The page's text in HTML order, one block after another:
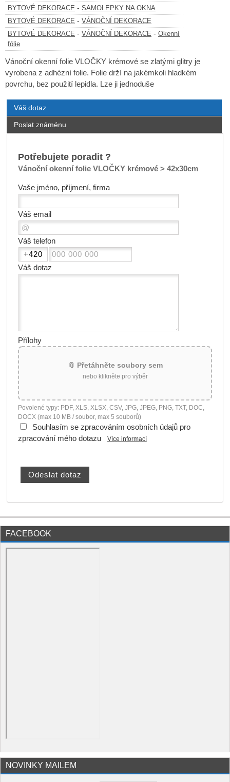
BYTOVÉ DEKORACE - SAMOLEPKY NA OKNA
BYTOVÉ DEKORACE - VÁNOČNÍ DEKORACE
BYTOVÉ DEKORACE - VÁNOČNÍ DEKORACE - Okenní
fólie
Vánoční okenní folie VLOČKY krémové se zlatými glitry je
vyrobena z adhézní folie. Folie drží na jakémkoli hladkém
povrchu, bez použití lepidla. Lze ji jednoduše
Váš dotaz
Poslat známénu
Potřebujete poradit ?
Vánoční okenní folie VLOČKY krémové > 42x30cm
Vaše jméno, příjmení, firma
Váš email
Váš telefon
Váš dotaz
Přílohy
📎 Přetáhněte soubory sem
nebo klikněte pro výběr
Povolené typy: PDF, XLS, XLSX, CSV, JPG, JPEG, PNG, TXT, DOC,
DOCX (max 10 MB / soubor, max 5 souborů)
Souhlasím se zpracováním osobních údajů pro
zpracování mého dotazu
Více informací
FACEBOOK
NOVINKY MAILEM